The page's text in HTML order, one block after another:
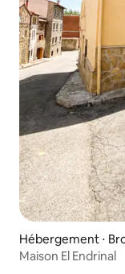
Hébergement ⋅
Maison El Endrinal